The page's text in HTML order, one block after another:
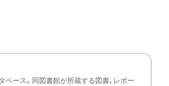
ース。同図書館が所蔵する図書、レポー